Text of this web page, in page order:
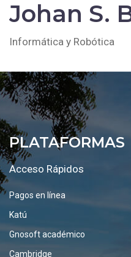
Johan S.
Informática y Robótica
PLATAFORMAS
Acceso Rápidos
Pagos en línea
Katú
Gnosoft académico
Cambridge